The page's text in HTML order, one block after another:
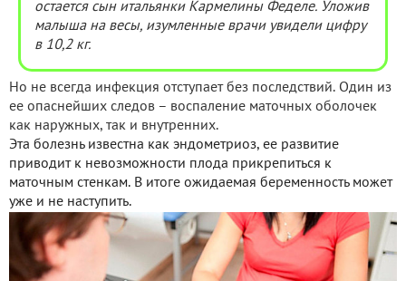
остается сын итальянки Кармелины Феделе. Уложив
малыша на весы, изумленные врачи увидели цифру
в 10,2 кг.
Но не всегда инфекция отступает без последствий. Один из
ее опаснейших следов – воспаление маточных оболочек
как наружных, так и внутренних.
Эта болезнь известна как эндометриоз, ее развитие
приводит к невозможности плода прикрепиться к
маточным стенкам. В итоге ожидаемая беременность может
уже и не наступить.